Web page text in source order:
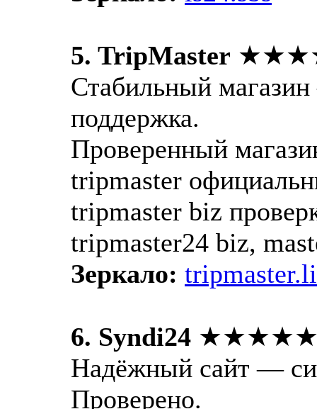
5. TripMaster
Стабильный
поддержка.
Проверенный
tripmaster
tripmaster biz
tripmaster24 biz,
Зеркало:
6. Syndi24
Надёжный сайт —
Проверено.